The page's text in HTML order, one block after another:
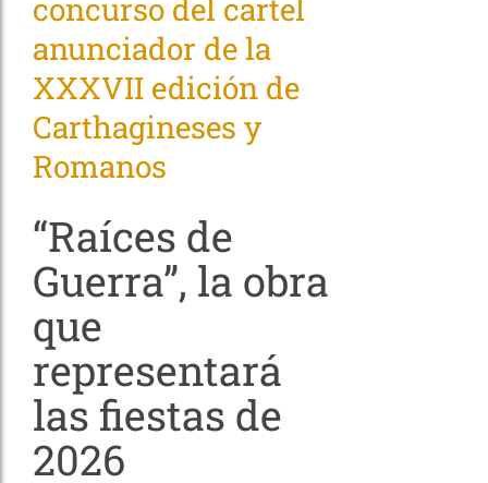
concurso del cartel
anunciador de la
XXXVII edición de
Carthagineses y
Romanos
“Raíces de
Guerra”, la obra
que
representará
las fiestas de
2026